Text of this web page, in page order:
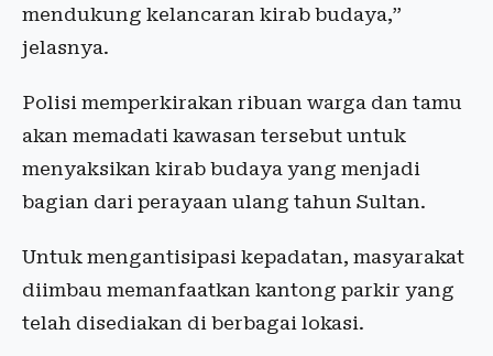
mendukung kelancaran kirab budaya,”
jelasnya.
Polisi memperkirakan ribuan warga dan tamu
akan memadati kawasan tersebut untuk
menyaksikan kirab budaya yang menjadi
bagian dari perayaan ulang tahun Sultan.
Untuk mengantisipasi kepadatan, masyarakat
diimbau memanfaatkan kantong parkir yang
telah disediakan di berbagai lokasi.